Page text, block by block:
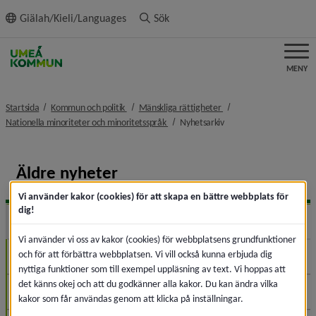
innehållet
Giälah/Kieli/Languages Sök
MENY
Startsida Kommun och politik nivå i brödsmulenavigeringen
Mänskliga rättigheter nivå i
Nationella minoriteter och minoritetsspråk nivå i brödsmulenavigeringen
Nyhetsarkivnivå i
Äldre nyheter
2026
Augusti (4)
Juli (1)
Vi använder kakor (cookies) för att skapa en bättre webbplats för
dig!
Vi använder vi oss av kakor (cookies) för webbplatsens grundfunktioner
och för att förbättra webbplatsen. Vi vill också kunna erbjuda dig
nyttiga funktioner som till exempel uppläsning av text. Vi hoppas att
det känns okej och att du godkänner alla kakor. Du kan ändra vilka
kakor som får användas genom att klicka på inställningar.